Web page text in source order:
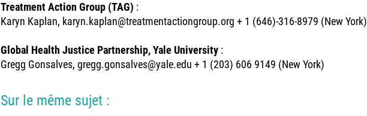
Treatment Action Group (TAG) :
Karyn Kaplan, karyn.kaplan@treatmentactiongroup.org + 1 (646)-316-8979 (New York)
Global Health Justice Partnership, Yale University :
Gregg Gonsalves, gregg.gonsalves@yale.edu + 1 (203) 606 9149 (New York)
Sur le même sujet :